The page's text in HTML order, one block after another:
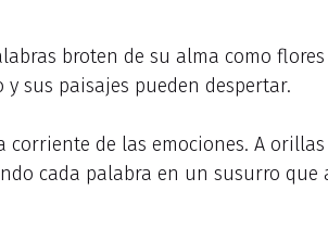
broten de su alma como
sus paisajes pueden despertar.
de las emociones. A orillas
cada palabra en un susurro que